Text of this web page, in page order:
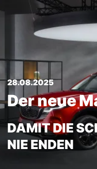
28.08.2025
Der neue
DAMIT DIE
NIE ENDEN